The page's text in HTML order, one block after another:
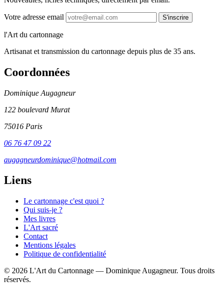
Votre adresse email S'inscrire
l'Art du cartonnage
Artisanat et transmission du cartonnage depuis plus de 35 ans.
Coordonnées
Dominique Augagneur
122 boulevard Murat
75016 Paris
06 76 47 09 22
augagneurdominique@hotmail.com
Liens
Le cartonnage c'est quoi ?
Qui suis-je ?
Mes livres
L'Art sacré
Contact
Mentions légales
Politique de confidentialité
© 2026 L'Art du Cartonnage — Dominique Augagneur. Tous droits
réservés.